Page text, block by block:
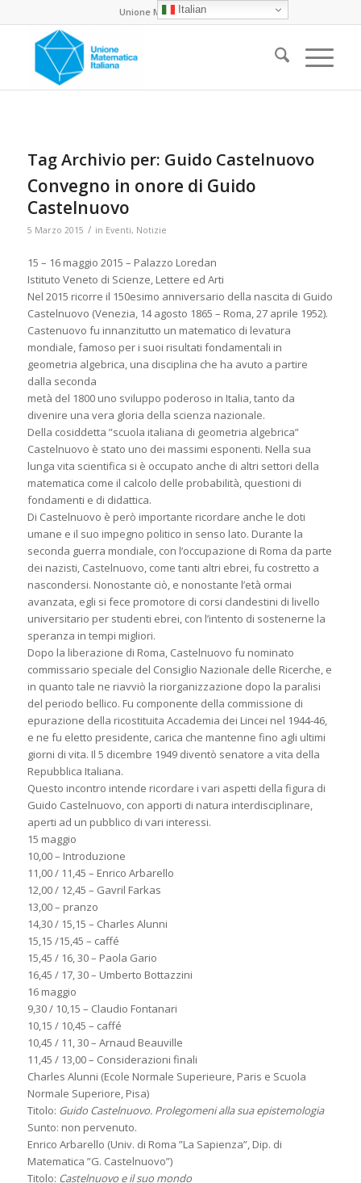
Unione Matematica Italiana
Tag Archivio per: Guido Castelnuovo
Convegno in onore di Guido
Castelnuovo
5 Marzo 2015 / in Eventi, Notizie
15 – 16 maggio 2015 – Palazzo Loredan
Istituto Veneto di Scienze, Lettere ed Arti
Nel 2015 ricorre il 150esimo anniversario della nascita di Guido
Castelnuovo (Venezia, 14 agosto 1865 – Roma, 27 aprile 1952).
Castenuovo fu innanzitutto un matematico di levatura
mondiale, famoso per i suoi risultati fondamentali in
geometria algebrica, una disciplina che ha avuto a partire
dalla seconda
metà del 1800 uno sviluppo poderoso in Italia, tanto da
divenire una vera gloria della scienza nazionale.
Della cosiddetta ”scuola italiana di geometria algebrica”
Castelnuovo è stato uno dei massimi esponenti. Nella sua
lunga vita scientifica si è occupato anche di altri settori della
matematica come il calcolo delle probabilità, questioni di
fondamenti e di didattica.
Di Castelnuovo è però importante ricordare anche le doti
umane e il suo impegno politico in senso lato. Durante la
seconda guerra mondiale, con l’occupazione di Roma da parte
dei nazisti, Castelnuovo, come tanti altri ebrei, fu costretto a
nascondersi. Nonostante ciò, e nonostante l’età ormai
avanzata, egli si fece promotore di corsi clandestini di livello
universitario per studenti ebrei, con l’intento di sostenerne la
speranza in tempi migliori.
Dopo la liberazione di Roma, Castelnuovo fu nominato
commissario speciale del Consiglio Nazionale delle Ricerche, e
in quanto tale ne riavviò la riorganizzazione dopo la paralisi
del periodo bellico. Fu componente della commissione di
epurazione della ricostituita Accademia dei Lincei nel 1944-46,
e ne fu eletto presidente, carica che mantenne fino agli ultimi
giorni di vita. Il 5 dicembre 1949 diventò senatore a vita della
Repubblica Italiana.
Questo incontro intende ricordare i vari aspetti della figura di
Guido Castelnuovo, con apporti di natura interdisciplinare,
aperti ad un pubblico di vari interessi.
15 maggio
10,00 – Introduzione
11,00 / 11,45 – Enrico Arbarello
12,00 / 12,45 – Gavril Farkas
13,00 – pranzo
14,30 / 15,15 – Charles Alunni
15,15 /15,45 – caffé
15,45 / 16, 30 – Paola Gario
16,45 / 17, 30 – Umberto Bottazzini
16 maggio
9,30 / 10,15 – Claudio Fontanari
10,15 / 10,45 – caffé
10,45 / 11, 30 – Arnaud Beauville
11,45 / 13,00 – Considerazioni finali
Charles Alunni (Ecole Normale Superieure, Paris e Scuola
Normale Superiore, Pisa)
Titolo: Guido Castelnuovo. Prolegomeni alla sua epistemologia
Sunto: non pervenuto.
Enrico Arbarello (Univ. di Roma ”La Sapienza”, Dip. di
Matematica ”G. Castelnuovo”)
Titolo: Castelnuovo e il suo mondo
Italian